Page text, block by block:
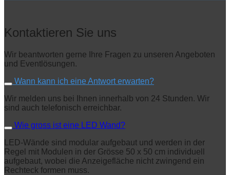
Kontaktieren Sie uns
Wir beantworten gerne Ihre Fragen zu unseren Angeboten
und Eventlösungen.
Wann kann ich eine Antwort erwarten?
Wir melden uns bei Ihnen innerhalb von 24 Stunden. Wir
sind auch telefonisch erreichbar.
Wie gross ist eine LED Wand?
LED-Wände sind modular aufgebaut und werden in der
Regel mit Modulen in der Grösse 50 x 50 cm individuell
aufgebaut, wobei die Anzeigefläche nicht zwingend ein
Rechteck formen muss.